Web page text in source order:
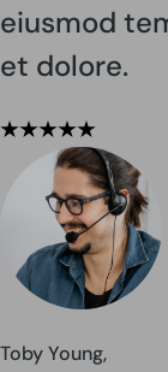
eiusmod
et dolore.
Toby Young,